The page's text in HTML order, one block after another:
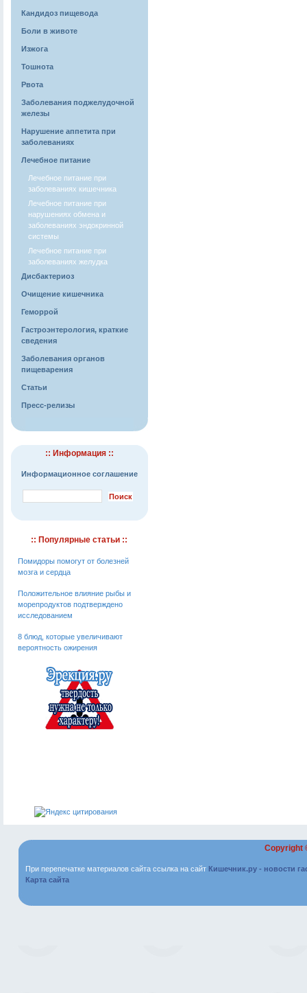
Кандидоз пищевода
Боли в животе
Изжога
Тошнота
Рвота
Заболевания поджелудочной
железы
Нарушение аппетита при
заболеваниях
Лечебное питание
Лечебное питание при
заболеваниях кишечника
Лечебное питание при
нарушениях обмена и
заболеваниях эндокринной
системы
Лечебное питание при
заболеваниях желудка
Дисбактериоз
Очищение кишечника
Геморрой
Гастроэнтерология, краткие
сведения
Заболевания органов
пищеварения
Статьи
Пресс-релизы
:: Информация ::
Информационное соглашение
:: Популярные статьи ::
Помидоры помогут от болезней
мозга и сердца
Положительное влияние рыбы и
морепродуктов подтверждено
исследованием
8 блюд, которые увеличивают
вероятность ожирения
Copyright
При перепечатке материалов сайта ссылка на сайт Кишечник.ру - новости
Карта сайта